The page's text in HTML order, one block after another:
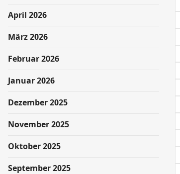
April 2026
März 2026
Februar 2026
Januar 2026
Dezember 2025
November 2025
Oktober 2025
September 2025